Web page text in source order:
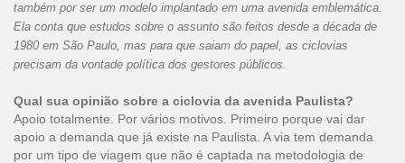
também por ser um modelo implantado em uma avenida emblemática.
Ela conta que estudos sobre o assunto são feitos desde a década de
1980 em São Paulo, mas para que saiam do papel, as ciclovias
precisam da vontade política dos gestores públicos.
Qual sua opinião sobre a ciclovia da avenida Paulista?
Apoio totalmente. Por vários motivos. Primeiro porque vai dar
apoio a demanda que já existe na Paulista. A via tem demanda
por um tipo de viagem que não é captada na metodologia de